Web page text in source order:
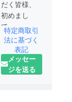
だく皆様、
初めまし
て。
北海道で
オーガニッ
ク農家をし
ておりまし
特定商取引
法に基づく
表記
メッセー
ジを送る